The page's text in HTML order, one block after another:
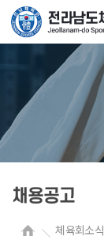
채용공고
체육회소식